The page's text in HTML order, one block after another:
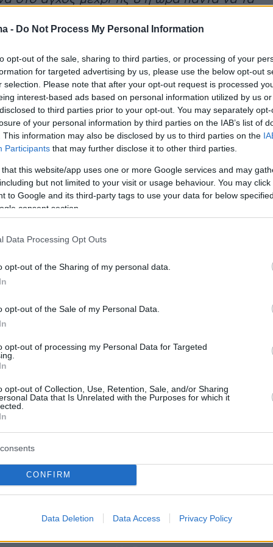
- Do Not Process My Personal Information
opt-out of the sale, sharing to third parties, or processing of your
for targeted advertising by us, please use the below opt-out
selection. Please note that after your opt-out request is processed
interest-based ads based on personal information utilized by us
to third parties prior to your opt-out. You may separately
of your personal information by third parties on the IAB’s list of
This information may also be disclosed by us to third parties on the
Participants that may further disclose it to other third parties.
that this website/app uses one or more Google services and may
but not limited to your visit or usage behaviour. You may
to Google and its third-party tags to use your data for below
consent section.
Data Processing Opt Outs
opt-out of the Sharing of my personal data.
opt-out of the Sale of my Personal Data.
opt-out of processing my Personal Data for Targeted
opt-out of Collection, Use, Retention, Sale, and/or Sharing
Data that Is Unrelated with the Purposes for which it
CONFIRM
Data Deletion Data Access Privacy Policy
να κάνει το οτιδήποτε. Κι αφού τα έκανα
ποτέ σεφ», είπε χαρακτηριστικά.
Ο Γουάινσταϊν μου πρότεινε
με αντάλλαγμα «μασάζ» στη Βενετία
νέες καταθέσεις σε βάρος του Λιγνάδη που
την Τετάρτη
(80) ΠΡΟΣΘΗΚΗ ΣΧΟΛΙΟΥ